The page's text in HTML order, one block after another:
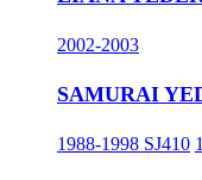
2002-2003
SAMURAI
1988-1998 SJ410